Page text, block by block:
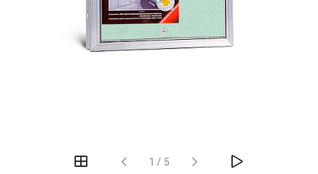
1 / 5